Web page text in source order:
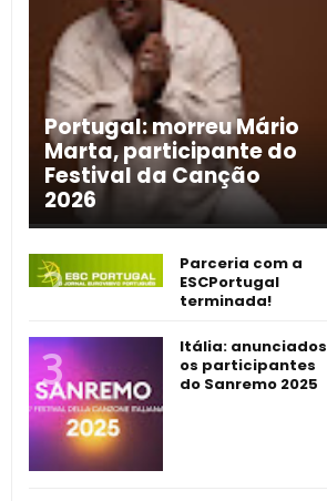
Portugal: morreu Mário
Marta, participante do
Festival da Canção
2026
Parceria com a
ESCPortugal
terminada!
Itália: anunciados
os participantes
do Sanremo 2025